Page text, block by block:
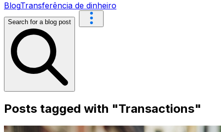
BlogTransferência de dinheiro
Search for a blog post
Posts tagged with "Transactions"